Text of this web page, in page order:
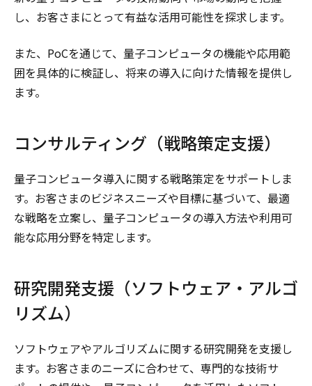
し、お客さまにとって有益な活用可能性を探求します。
また、PoCを通じて、量子コンピュータの機能や応用範
囲を具体的に検証し、将来の導入に向けた情報を提供し
ます。
コンサルティング（戦略策定支援）
量子コンピュータ導入に関する戦略策定をサポートしま
す。お客さまのビジネスニーズや目標に基づいて、最適
な戦略を立案し、量子コンピュータの導入方法や利用可
能な応用分野を特定します。
研究開発支援（ソフトウェア・アルゴ
リズム）
ソフトウェアやアルゴリズムに関する研究開発を支援し
ます。お客さまのニーズに合わせて、専門的な技術サ